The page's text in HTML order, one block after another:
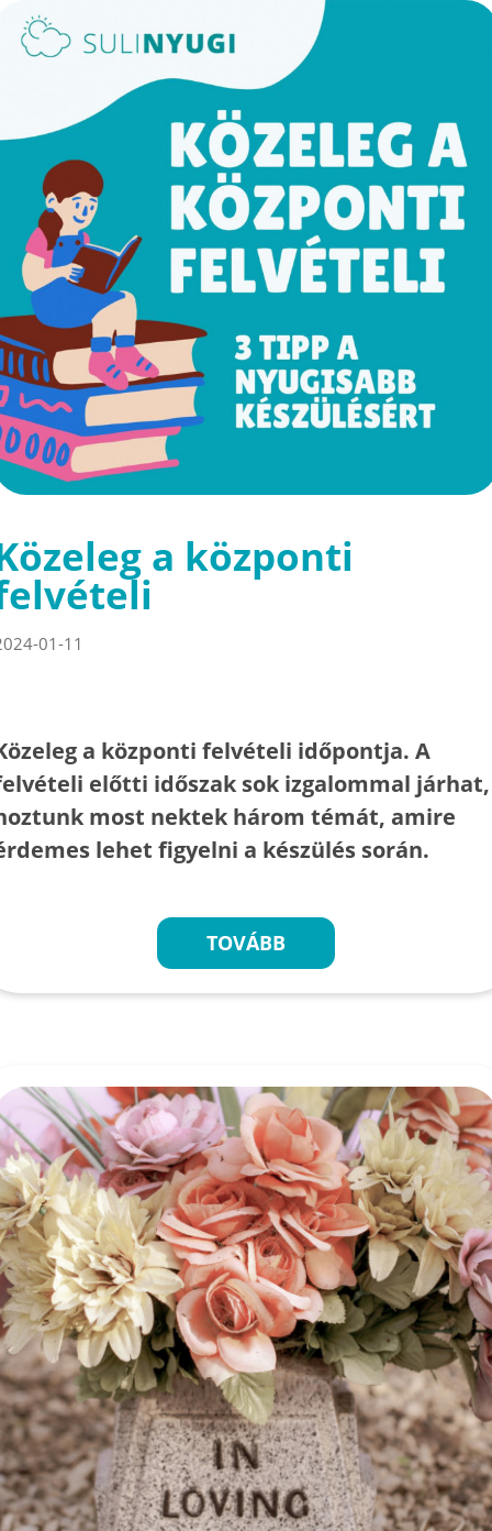
a központi
01-11
a központi felvételi időpontja. A
előtti időszak sok izgalommal járhat,
most nektek három témát, amire
lehet figyelni a készülés során.
TOVÁBB